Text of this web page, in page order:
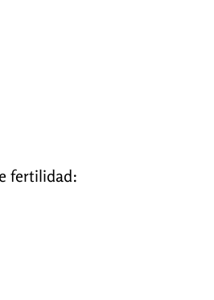
fertilidad: